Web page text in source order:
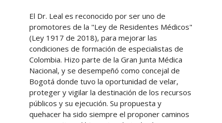
El Dr. Leal es reconocido por ser uno de
promotores de la "Ley de Residentes Médicos"
(Ley 1917 de 2018), para mejorar las
condiciones de formación de especialistas de
Colombia. Hizo parte de la Gran Junta Médica
Nacional, y se desempeñó como concejal de
Bogotá donde tuvo la oportunidad de velar,
proteger y vigilar la destinación de los recursos
públicos y su ejecución. Su propuesta y
quehacer ha sido siempre el proponer caminos